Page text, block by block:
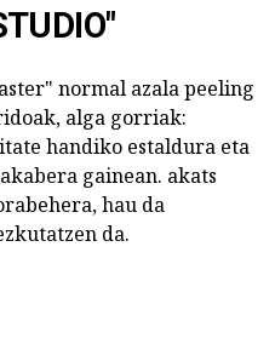
normal azala peeling
alga gorriak:
handiko estaldura eta
gainean. akats
hau da
da.